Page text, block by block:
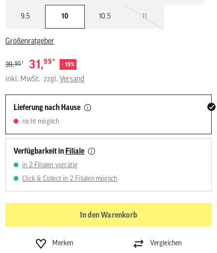
9.5 10 10.5 11
Größenratgeber
39,95 1 31,99* - 19%
inkl. MwSt. zzgl. Versand
Lieferung nach Hause
nicht möglich
Verfügbarkeit in Filiale
in 2 Filialen vorrätig
Click & Collect in 2 Filialen möglich
In den Warenkorb
Merken Vergleichen